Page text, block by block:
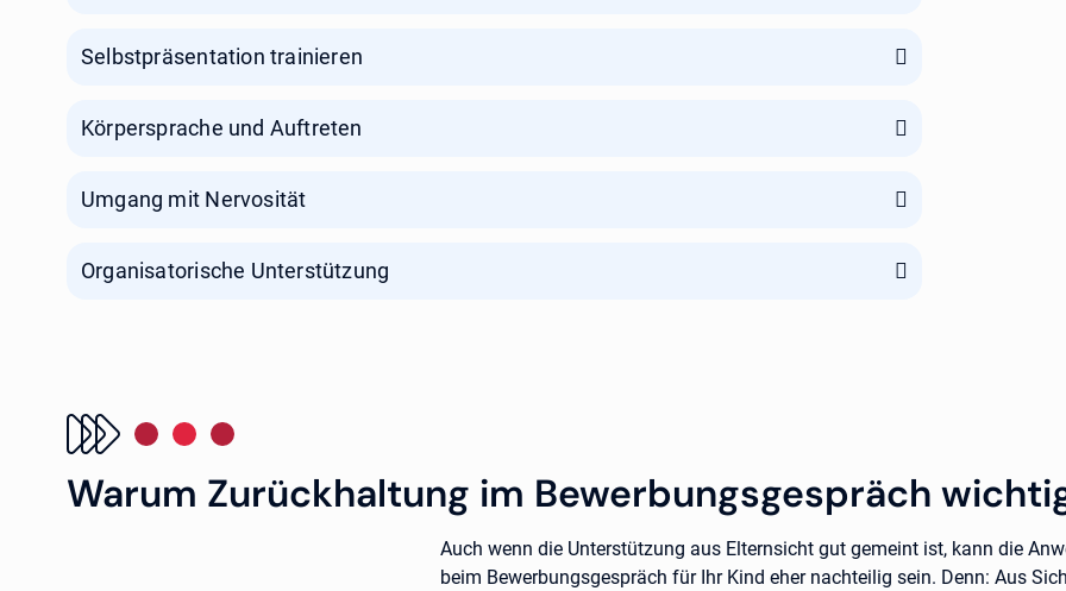
Selbstpräsentation trainieren
Körpersprache und Auftreten
Umgang mit Nervosität
Organisatorische Unterstützung
Warum Zurückhaltung im Bewerbungsgespräch
Auch wenn die Unterstützung aus Elternsicht gut gemeint ist, kann die
beim Bewerbungsgespräch für Ihr Kind eher nachteilig sein. Denn: Aus